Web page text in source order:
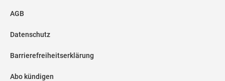
AGB
Datenschutz
Barrierefreiheitserklärung
Abo kündigen